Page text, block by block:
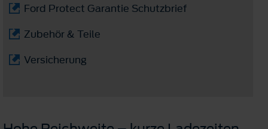
Ford Protect Garantie Schutzbrief
Zubehör & Teile
Versicherung